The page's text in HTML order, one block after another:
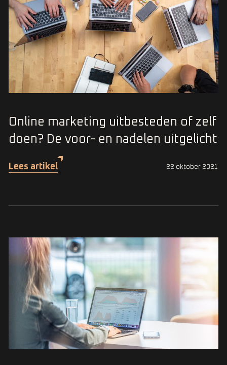
Online marketing uitbesteden of zelf
doen? De voor- en nadelen uitgelicht
Lees artikel 22 oktober 2021